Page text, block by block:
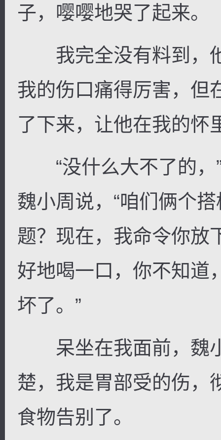
子，嘤嘤地哭了起来。
我完全没有料到，
我的伤口痛得厉害，但
了下来，让他在我的怀
“没什么大不了的，”
魏小周说，“咱们俩个
题？现在，我命令你放
好地喝一口，你不知道
坏了。”
呆坐在我面前，魏
楚，我是胃部受的伤，
食物告别了。